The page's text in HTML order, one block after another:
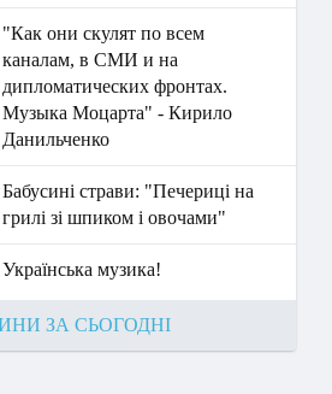
"Как они скулят по всем
каналам, в СМИ и на
дипломатических фронтах.
Музыка Моцарта" - Кирило
Данильченко
Бабусині страви: "Печериці на
грилі зі шпиком і овочами"
Українська музика!
ЗА СЬОГОДНІ